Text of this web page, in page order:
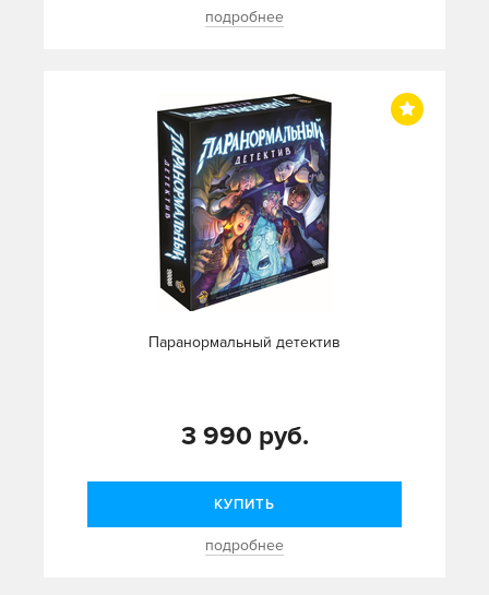
подробнее
Паранормальный детектив
3 990 руб.
КУПИТЬ
подробнее